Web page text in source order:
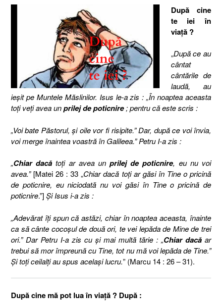
După cine
te iei în
viaţă ?
„După ce au
cântat
cântările de
laudă, au
ieşit pe Muntele Măslinilor. Isus le-a zis : „În noaptea aceasta
toţi veţi avea unprilej de poticnire; pentru că este scris :
„Voi bate Păstorul, şi oile vor fi risipite.” Dar, după ce voi învia,
voi merge înaintea voastră în Galileea.” Petru I-a zis :
„Chiar dacătoţi ar avea unprilej de poticnire, eu nu voi
avea.” [Matei 26 : 33 „Chiar dacă toţi ar găsi în Tine o pricină
de poticnire, eu niciodată nu voi găsi în Tine o pricină de
poticnire.”]Şi Isus i-a zis :
„Adevărat îţi spun că astăzi, chiar în noaptea aceasta, înainte
ca să cânte cocoşul de două ori, te vei lepăda de Mine de trei
ori.” Dar Petru I-a zis cu şi mai multă tărie : „Chiar dacă ar
trebui să mor împreună cu Tine, tot nu mă voi lepăda de Tine.”
Şi toţi ceilalţi au spus acelaşi lucru.” (Marcu 14 : 26 – 31).
După cine mă pot lua în viaţă ? După :